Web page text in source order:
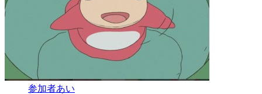
参加者あい